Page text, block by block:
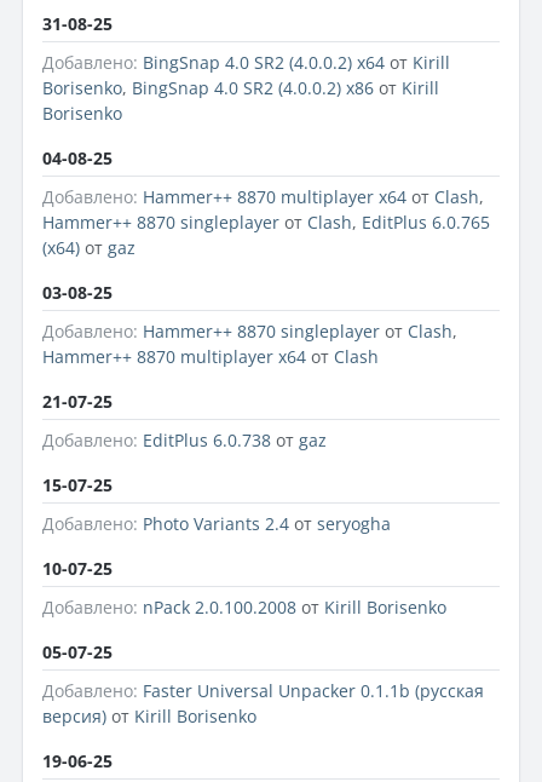
31-08-25
Добавлено: BingSnap 4.0 SR2 (4.0.0.2) x64 от Kirill
Borisenko, BingSnap 4.0 SR2 (4.0.0.2) x86 от Kirill
Borisenko
04-08-25
Добавлено: Hammer++ 8870 multiplayer x64 от Clash,
Hammer++ 8870 singleplayer от Clash, EditPlus 6.0.765
(x64) от gaz
03-08-25
Добавлено: Hammer++ 8870 singleplayer от Clash,
Hammer++ 8870 multiplayer x64 от Clash
21-07-25
Добавлено: EditPlus 6.0.738 от gaz
15-07-25
Добавлено: Photo Variants 2.4 от seryogha
10-07-25
Добавлено: nPack 2.0.100.2008 от Kirill Borisenko
05-07-25
Добавлено: Faster Universal Unpacker 0.1.1b (русская
версия) от Kirill Borisenko
19-06-25